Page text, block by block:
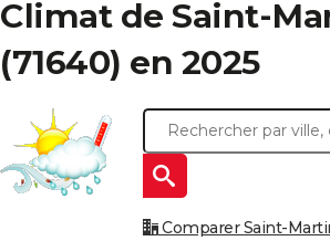
Climat de Saint-
(71640) en 2025
Comparer Saint-